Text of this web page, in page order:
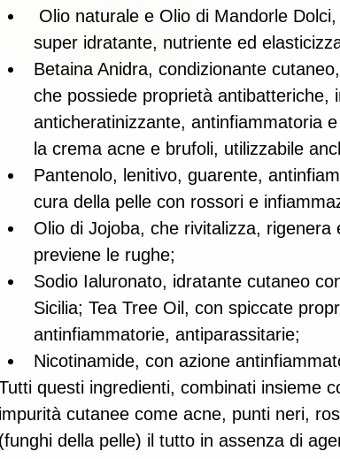
super idratante, nutriente ed
Betaina Anidra, condizionante
che possiede proprietà antibatteriche,
anticheratinizzante, antinfiammatoria
la crema acne e brufoli, utilizzabile
Pantenolo, lenitivo, guarente,
cura della pelle con rossori e
Olio di Jojoba, che rivitalizza,
previene le rughe;
Sodio Ialuronato, idratante cutaneo
Sicilia; Tea Tree Oil, con spiccate
antinfiammatorie, antiparassitarie;
Nicotinamide, con azione
questi ingredienti, combinati insieme
cutanee come acne, punti neri,
della pelle) il tutto in assenza di